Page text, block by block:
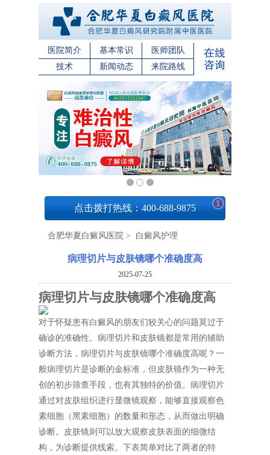
医院简介 基本常识
医师团队
技术
新闻动态 来院路线
点击拨打热线：400-688-9875 1
合肥华夏白癜风医院 > 白癜风护理
病理切片与皮肤镜哪个准确度高
2025-07-25
病理切片与皮肤镜哪个准确度高
对于怀疑患有白癜风的朋友们较关心的问题莫过于
确诊的准确性。病理切片和皮肤镜都是常用的辅助
诊断方法，病理切片与皮肤镜哪个准确度高呢？一
般病理切片是诊断的金标准，但皮肤镜作为一种无
创的初步筛查手段，也有其独特的价值。病理切片
通过对皮肤组织进行显微镜观察，能够直接观察色
素细胞（黑素细胞）的数量和形态，从而做出明确
诊断。皮肤镜则可以放大观察皮肤表面的细微结
构，为诊断提供线索。下表简单对比了两者的特